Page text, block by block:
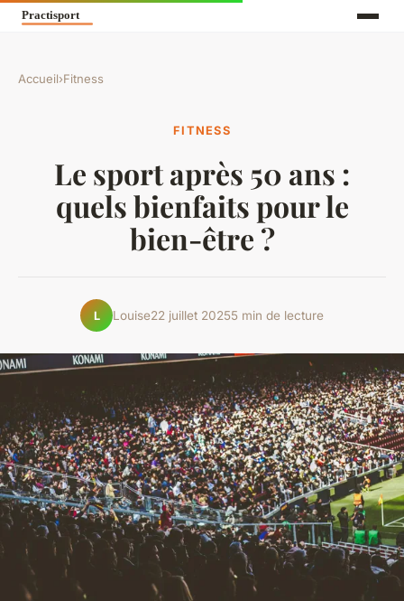
Accueil›Fitness
FITNESS
Le sport après 50 ans :
quels bienfaits pour le
bien-être ?
L Louise22 juillet 20255 min de lecture